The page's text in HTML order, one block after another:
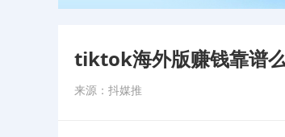
tiktok海外版赚钱靠谱
来源：抖媒推